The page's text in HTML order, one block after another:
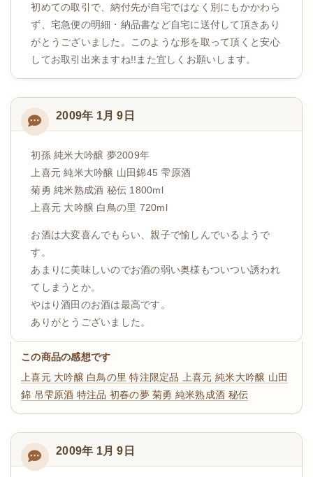
初めての取引で、納付先が自宅ではなく別にもかかわら
ず、宅急便の明細・納品書など自宅に送付して頂きあり
がとうございました。このような形を取って頂くと安心
してお取引出来ますね!!また宜しくお願いします。
2009年 1月 9日
初孫 純米大吟醸 夢2009年
上喜元 純米大吟醸 山田錦45 雫原酒
菊勇 純米熟成酒 秘伝 1800ml
上喜元 大吟醸 白鳥の里 720ml
お酒は大変喜んでもらい、親子で愉しんでいるようで
す。
あまりに美味しいのでお酒の弱い奥様もついつい誘われ
てしまうとか。
やはり酒田のお酒は最高です。
ありがとうございました。
この商品の感想です
上喜元 大吟醸 白鳥の里 特注限定品
上喜元 純米大吟醸 山田
錦 吊雫原酒 特注品 初春の夢菊勇 純米熟成酒 秘伝
2009年 1月 9日